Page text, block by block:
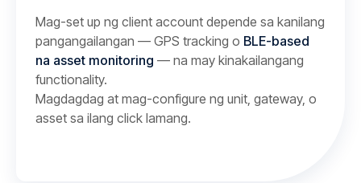
Mag-set up ng client account depende sa kanilang
pangangailangan — GPS tracking o BLE-based
na asset monitoring — na may kinakailangang
functionality.
Magdagdag at mag-configure ng unit, gateway, o
asset sa ilang click lamang.